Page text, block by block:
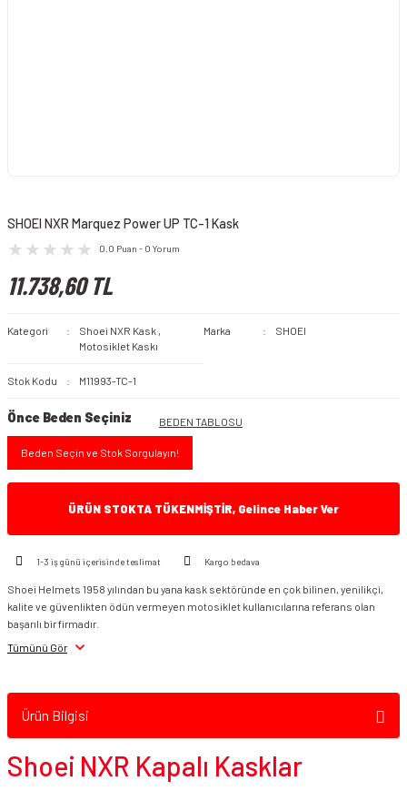
SHOEI NXR Marquez Power UP TC-1 Kask
0.0 Puan - 0 Yorum
11.738,60 TL
Kategori Shoei NXR Kask ,
Motosiklet Kaskı
Marka SHOEI
Stok Kodu M11993-TC-1
Önce Beden Seçiniz BEDEN TABLOSU
Beden Seçin ve Stok Sorgulayın!
ÜRÜN STOKTA TÜKENMİŞTİR, Gelince Haber Ver
1-3 iş günü içerisinde teslimat Kargo bedava
Shoei Helmets 1958 yılından bu yana kask sektöründe en çok bilinen, yenilikçi,
kalite ve güvenlikten ödün vermeyen motosiklet kullanıcılarına referans olan
başarılı bir firmadır.
Tümünü Gör
Ürün Bilgisi
Shoei NXR Kapalı Kasklar